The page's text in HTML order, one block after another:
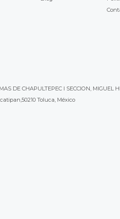
DE CHAPULTEPEC I SECCION, MIGUEL
Toluca, México